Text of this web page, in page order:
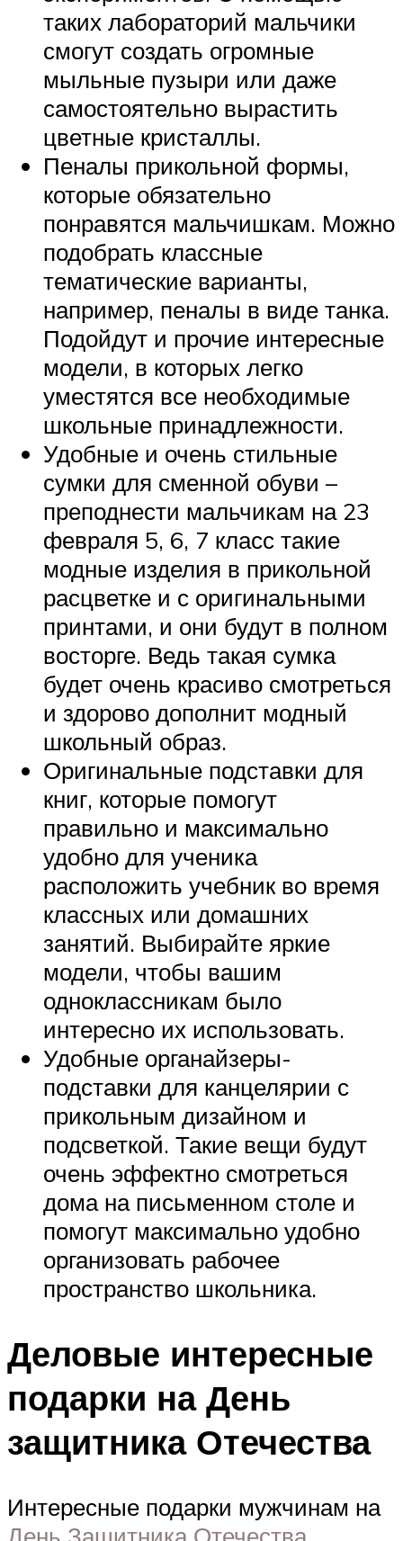
таких лабораторий мальчики
смогут создать огромные
мыльные пузыри или даже
самостоятельно вырастить
цветные кристаллы.
Пеналы прикольной формы,
которые обязательно
понравятся мальчишкам. Можно
подобрать классные
тематические варианты,
например, пеналы в виде танка.
Подойдут и прочие интересные
модели, в которых легко
уместятся все необходимые
школьные принадлежности.
Удобные и очень стильные
сумки для сменной обуви –
преподнести мальчикам на 23
февраля 5, 6, 7 класс такие
модные изделия в прикольной
расцветке и с оригинальными
принтами, и они будут в полном
восторге. Ведь такая сумка
будет очень красиво смотреться
и здорово дополнит модный
школьный образ.
Оригинальные подставки для
книг, которые помогут
правильно и максимально
удобно для ученика
расположить учебник во время
классных или домашних
занятий. Выбирайте яркие
модели, чтобы вашим
одноклассникам было
интересно их использовать.
Удобные органайзеры-
подставки для канцелярии с
прикольным дизайном и
подсветкой. Такие вещи будут
очень эффектно смотреться
дома на письменном столе и
помогут максимально удобно
организовать рабочее
пространство школьника.
Деловые интересные
подарки на День
защитника Отечества
Интересные подарки мужчинам на
День Защитника Отечества